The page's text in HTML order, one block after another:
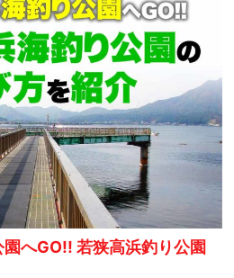
へGO!! 若狭高浜釣り公園